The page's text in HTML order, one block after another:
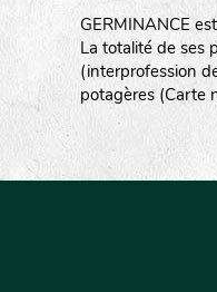
GERMINANCE
La totalité de ses
(interprofession
potagères (Carte